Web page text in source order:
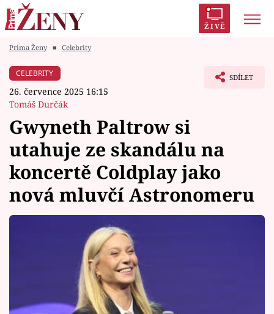
ŽIVĚ
Módní alarm
Témata
Celebrity
Vztahy
Horoskopy
Sledujte prima+
Prima Ženy ■ Celebrity
CELEBRITY
26. července 2025 16:15
Tomáš Durčák
SDÍLET
Gwyneth Paltrow si
utahuje ze skandálu na
koncertě Coldplay jako
nová mluvčí Astronomeru